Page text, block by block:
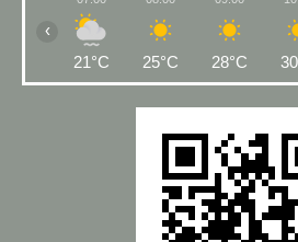
21°C 25°C 28°C
‹